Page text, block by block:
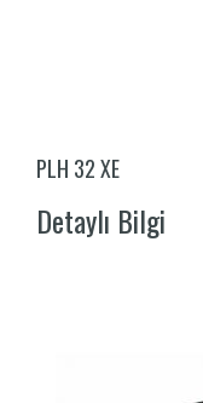
PLH 32 XE
Detaylı Bilgi